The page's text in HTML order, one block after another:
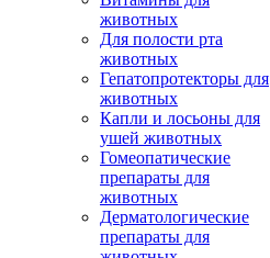
животных
Для полости рта
животных
Гепатопротекторы для
животных
Капли и лосьоны для
ушей животных
Гомеопатические
препараты для
животных
Дерматологические
препараты для